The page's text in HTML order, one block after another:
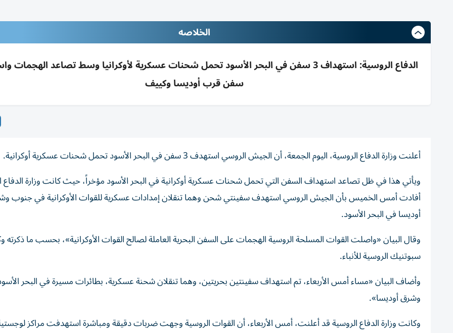
الخلاصه
الدفاع الروسية: استهداف 3 سفن في البحر الأسود تحمل شحنات عسكرية لأوكرانيا وسط تصاعد
سفن قرب أوديسا وكييف
أعلنت وزارة الدفاع الروسية، اليوم الجمعة، أن الجيش الروسي استهدف 3 سفن في البحر الأسود تحمل شحنات عسكرية أوكرانية.
ويأتي هذا في ظل تصاعد استهداف السفن التي تحمل شحنات عسكرية أوكرانية في البحر الأسود مؤخراً، حيث كانت وزارة الدفاع
أفادت أمس الخميس بأن الجيش الروسي استهدف سفينتي شحن وهما تنقلان إمدادات عسكرية للقوات الأوكرانية في جنوب
أوديسا في البحر الأسود.
وقال البيان «واصلت القوات المسلحة الروسية الهجمات على السفن البحرية العاملة لصالح القوات الأوكرانية»، بحسب ما ذكرته
سبوتنيك الروسية للأنباء.
وأضاف البيان «مساء أمس الأربعاء، تم استهداف سفينتين بحريتين، وهما تنقلان شحنة عسكرية، بطائرات مسيرة في البحر
وشرق أوديسا».
وكانت وزارة الدفاع الروسية قد أعلنت، أمس الأربعاء، أن القوات الروسية وجهت ضربات دقيقة ومباشرة استهدفت مراكز